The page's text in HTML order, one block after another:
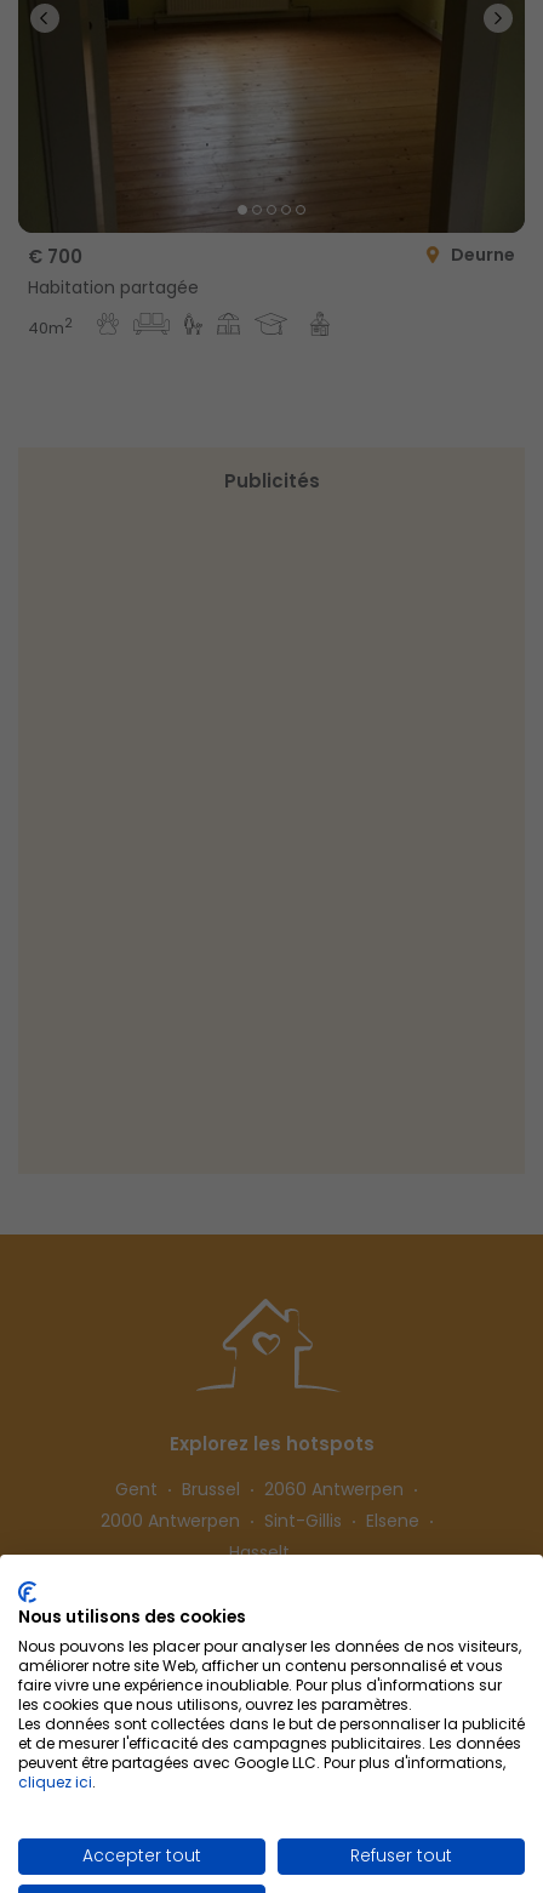
€ 700
Deurne
Habitation partagée
40m2
Publicités
Explorez les hotspots
Gent Brussel
2060 Antwerpen
2000 Antwerpen
Sint-Gillis
Elsene
Hasselt
Suivez-nous
Info & Contact
Confidentialité
Préférences de cookies
Conditions d'utilisation
Nous utilisons des cookies
Nous pouvons les placer pour analyser les données de nos visiteurs,
améliorer notre site Web, afficher un contenu personnalisé et vous
faire vivre une expérience inoubliable. Pour plus d'informations sur
les cookies que nous utilisons, ouvrez les paramètres.
Les données sont collectées dans le but de personnaliser la publicité
et de mesurer l'efficacité des campagnes publicitaires. Les données
peuvent être partagées avec Google LLC. Pour plus d'informations,
cliquez ici.
Accepter tout
Refuser tout